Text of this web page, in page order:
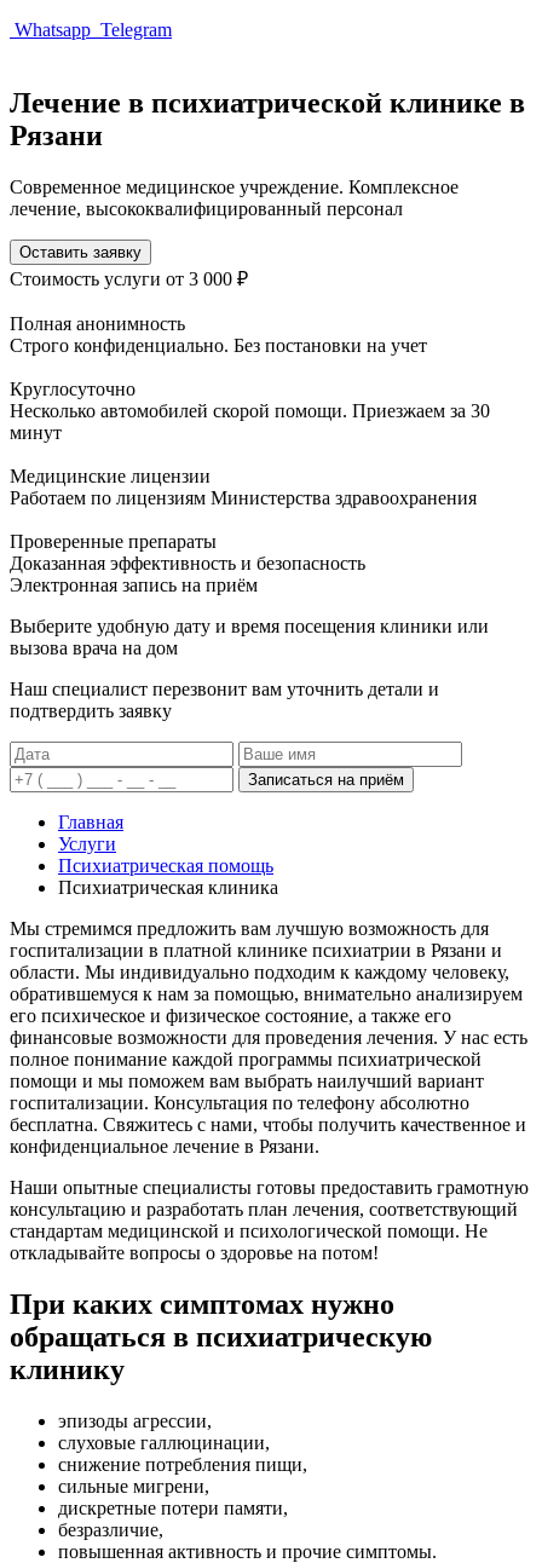
Whatsapp Telegram
Лечение в психиатрической клинике в
Рязани
Современное медицинское учреждение. Комплексное
лечение, высококвалифицированный персонал
Оставить заявку
Стоимость услуги от 3 000 ₽
Полная анонимность
Строго конфиденциально. Без постановки на учет
Круглосуточно
Несколько автомобилей скорой помощи. Приезжаем за 30
минут
Медицинские лицензии
Работаем по лицензиям Министерства здравоохранения
Проверенные препараты
Доказанная эффективность и безопасность
Электронная запись на приём
Выберите удобную дату и время посещения клиники или
вызова врача на дом
Наш специалист перезвонит вам уточнить детали и
подтвердить заявку
Записаться на приём
Главная
Услуги
Психиатрическая помощь
Психиатрическая клиника
Мы стремимся предложить вам лучшую возможность для
госпитализации в платной клинике психиатрии в Рязани и
области. Мы индивидуально подходим к каждому человеку,
обратившемуся к нам за помощью, внимательно анализируем
его психическое и физическое состояние, а также его
финансовые возможности для проведения лечения. У нас есть
полное понимание каждой программы психиатрической
помощи и мы поможем вам выбрать наилучший вариант
госпитализации. Консультация по телефону абсолютно
бесплатна. Свяжитесь с нами, чтобы получить качественное и
конфиденциальное лечение в Рязани.
Наши опытные специалисты готовы предоставить грамотную
консультацию и разработать план лечения, соответствующий
стандартам медицинской и психологической помощи. Не
откладывайте вопросы о здоровье на потом!
При каких симптомах нужно
обращаться в психиатрическую
клинику
эпизоды агрессии,
слуховые галлюцинации,
снижение потребления пищи,
сильные мигрени,
дискретные потери памяти,
безразличие,
повышенная активность и прочие симптомы.